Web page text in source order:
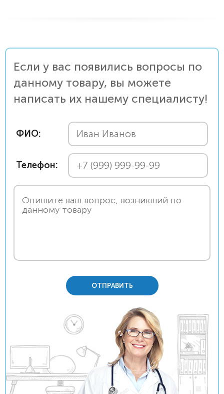
Если у вас появились вопросы по
данному товару, вы можете
написать их нашему специалисту!
ФИО:
Телефон:
ОТПРАВИТЬ